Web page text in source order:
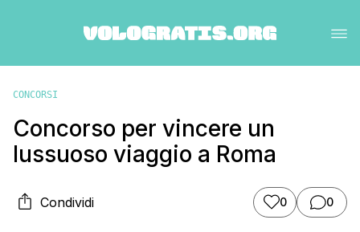
CONCORSI
Concorso per vincere un
lussuoso viaggio a Roma
Condividi 0 0